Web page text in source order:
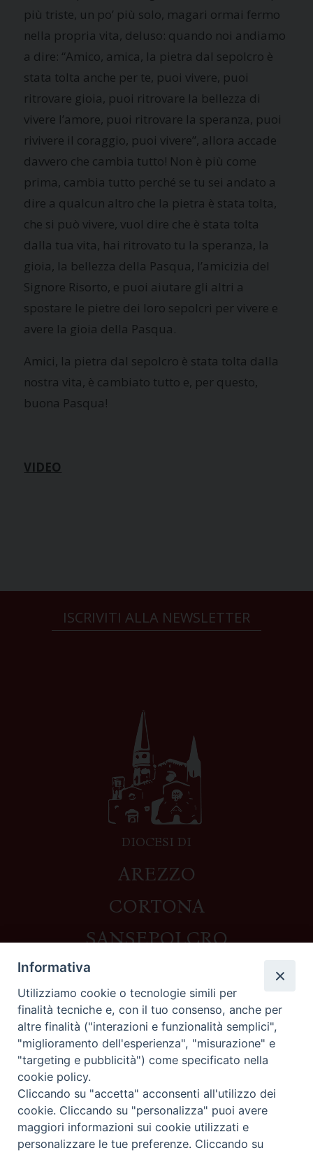
più triste, un po’ più solo, magari ormai fermo
nella propria vita, deluso: quando noi andiamo
a dire: “Amico, amica, la pietra dal sepolcro è
stata tolta anche per te, puoi vivere, puoi
ritrovare gioia, puoi ritrovare la bellezza di
vivere l’amore, puoi ritrovare la speranza, puoi
rivivere il coraggio, puoi vivere”, allora accade
davvero che cambia tutto! Non è più come
prima, cambia tutto perché se tu sei andato a
dire a qualcun altro che la pietra è stata tolta,
che si può vivere, vuol dire che è stata tolta
dalla tua vita, hai ritrovato tu la speranza, la
gioia, la bellezza della Pasqua, l’amicizia del
Signore Risorto, e puoi aiutare gli altri a
spostare le pietre dei loro sepolcri per vivere e
avere la gioia della Pasqua.
Amici, la pietra dal sepolcro è stata tolta dalla
nostra vita, è cambiato tutto e, per questo,
buona Pasqua!
VIDEO
ISCRIVITI ALLA NEWSLETTER
DIOCESI DI
AREZZO
CORTONA
SANSEPOLCRO
Contatti
Piazza del Duomo,1 - 52100 Arezzo
segreteria@diocesi.arezzo.it
Informativa privacy
Seguici su
Informativa
Utilizziamo cookie o tecnologie simili per
finalità tecniche e, con il tuo consenso, anche per
altre finalità ("interazioni e funzionalità semplici",
"miglioramento dell'esperienza", "misurazione" e
"targeting e pubblicità") come specificato nella
cookie policy.
Cliccando su "accetta" acconsenti all'utilizzo dei
cookie. Cliccando su "personalizza" puoi avere
maggiori informazioni sui cookie utilizzati e
personalizzare le tue preferenze. Cliccando su